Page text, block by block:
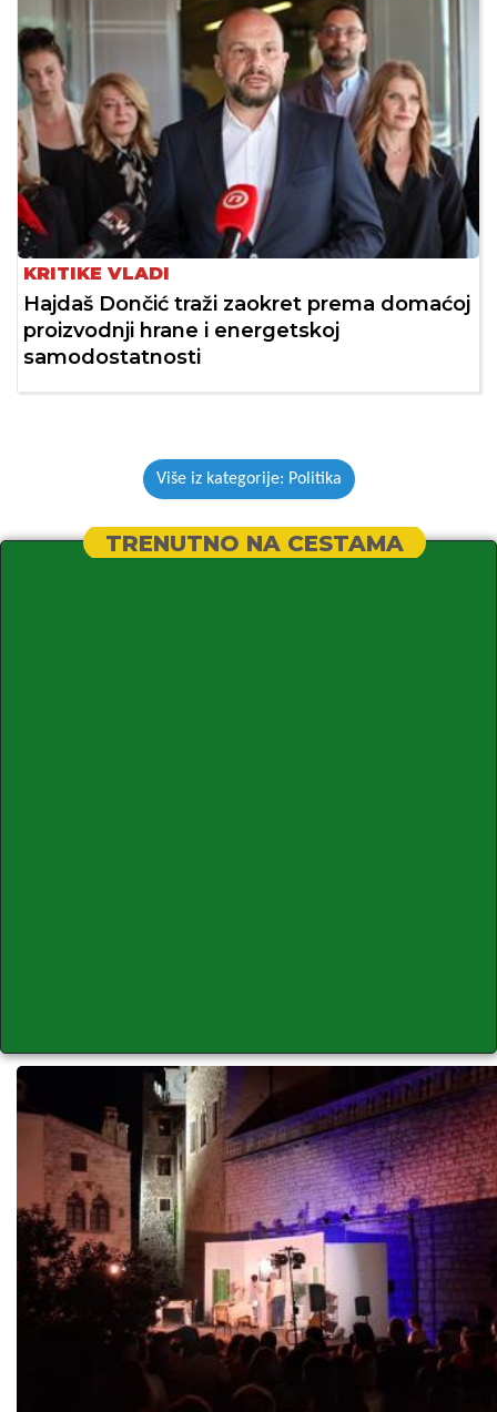
KRITIKE VLADI
Hajdaš Dončić traži zaokret prema domaćoj
proizvodnji hrane i energetskoj
samodostatnosti
Više iz kategorije: Politika
TRENUTNO NA CESTAMA